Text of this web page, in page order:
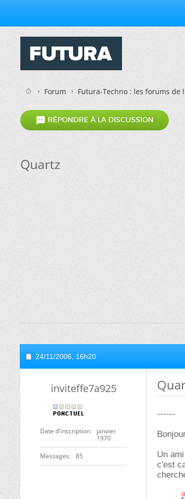
Forum Futura-Techno : les forums
 RÉPONDRE À LA DISCUSSION
Quartz
24/11/2006, 16h20
inviteffe7a925
Date d'inscription
janvier
1970
Messages 85
------
Un
c'est